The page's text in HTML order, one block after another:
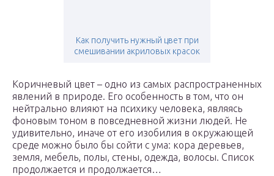
Как получить нужный цвет при
смешивании акриловых красок
Коричневый цвет – одно из самых распространенных
явлений в природе. Его особенность в том, что он
нейтрально влияют на психику человека, являясь
фоновым тоном в повседневной жизни людей. Не
удивительно, иначе от его изобилия в окружающей
среде можно было бы сойти с ума: кора деревьев,
земля, мебель, полы, стены, одежда, волосы. Список
продолжается и продолжается…